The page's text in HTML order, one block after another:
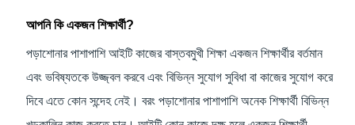
আপনি কি একজন শিক্ষার্থী?
পড়াশোনার পাশাপাশি আইটি কাজের বাস্তবমুখী শিক্ষা একজন শিক্ষার্থীর বর্তমান
এবং ভবিষ্যতকে উজ্জ্বল করবে এবং বিভিন্ন সুযোগ সুবিধা বা কাজের সুযোগ করে
দিবে এতে কোন সন্দেহ নেই। বরং পড়াশোনার পাশাপাশি অনেক শিক্ষার্থী বিভিন্ন